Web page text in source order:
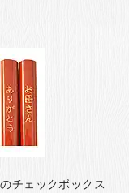
チェックボックス